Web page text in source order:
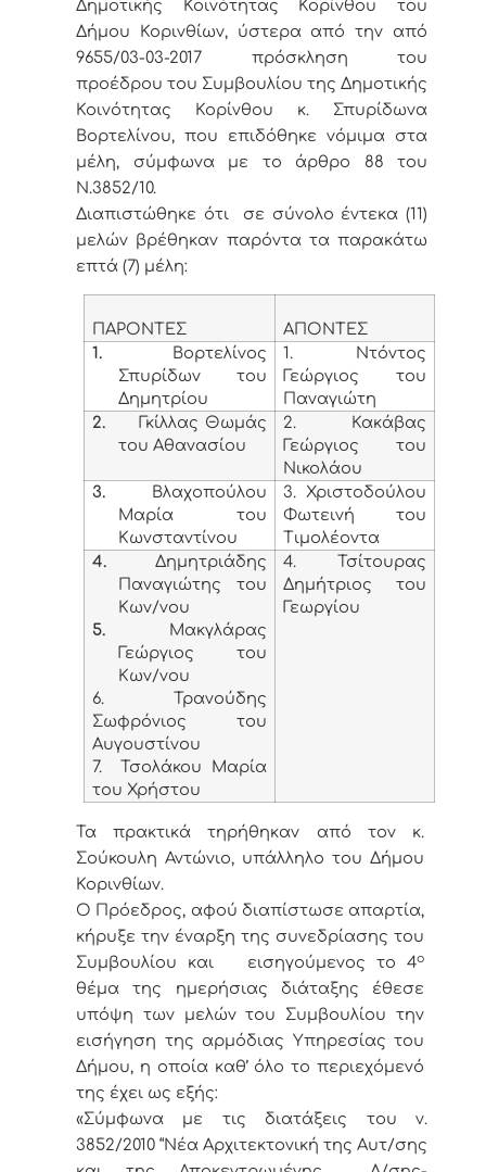
Δημοτικής Κοινότητας Κορίνθου του
Δήμου Κορινθίων, ύστερα από την από
9655/03-03-2017 πρόσκληση του
προέδρου του Συμβουλίου της Δημοτικής
Κοινότητας Κορίνθου κ. Σπυρίδωνα
Βορτελίνου, που επιδόθηκε νόμιμα στα
μέλη, σύμφωνα με το άρθρο 88 του
Ν.3852/10.
Διαπιστώθηκε ότι σε σύνολο έντεκα (11)
μελών βρέθηκαν παρόντα τα παρακάτω
επτά (7) μέλη:
ΠΑΡΟΝΤΕΣ
ΑΠΟΝΤΕΣ
1.
Βορτελίνος
Σπυρίδων του
Δημητρίου
1. Ντόντος
Γεώργιος του
Παναγιώτη
2.
Γκίλλας Θωμάς
του Αθανασίου
2. Κακάβας
Γεώργιος του
Νικολάου
3.
Βλαχοπούλου
Μαρία του
Κωνσταντίνου
3. Χριστοδούλου
Φωτεινή του
Τιμολέοντα
4. Δημητριάδης
Παναγιώτης του
Κων/νου
5. Μακγλάρας
Γεώργιος του
Κων/νου
6. Τρανούδης
Σωφρόνιος του
Αυγουστίνου
7. Τσολάκου Μαρία
του Χρήστου
4. Τσίτουρας
Δημήτριος του
Γεωργίου
Τα πρακτικά τηρήθηκαν από τον κ.
Σούκουλη Αντώνιο, υπάλληλο του Δήμου
Κορινθίων.
Ο Πρόεδρος, αφού διαπίστωσε απαρτία,
κήρυξε την έναρξη της συνεδρίασης του
Συμβουλίου και εισηγούμενος το 4ο
θέμα της ημερήσιας διάταξης έθεσε
υπόψη των μελών του Συμβουλίου την
εισήγηση της αρμόδιας Υπηρεσίας του
Δήμου, η οποία καθ’ όλο το περιεχόμενό
της έχει ως εξής:
«Σύμφωνα με τις διατάξεις του ν.
3852/2010 “Νέα Αρχιτεκτονική της Αυτ/σης